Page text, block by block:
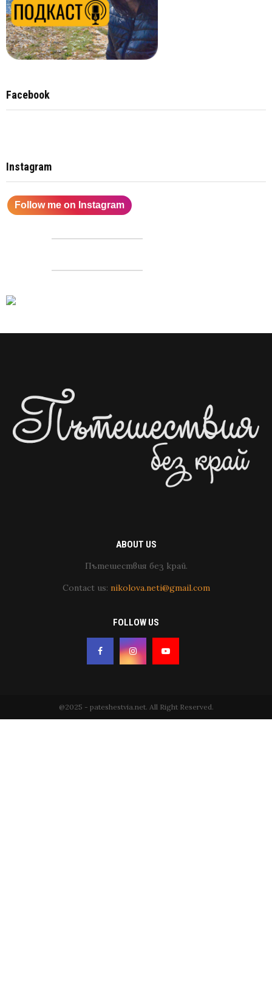
Facebook
Instagram
Follow me on Instagram
ABOUT US
Пътешествия без край.
Contact us: nikolova.neti@gmail.com
FOLLOW US
@2025 - pateshestvia.net. All Right Reserved.